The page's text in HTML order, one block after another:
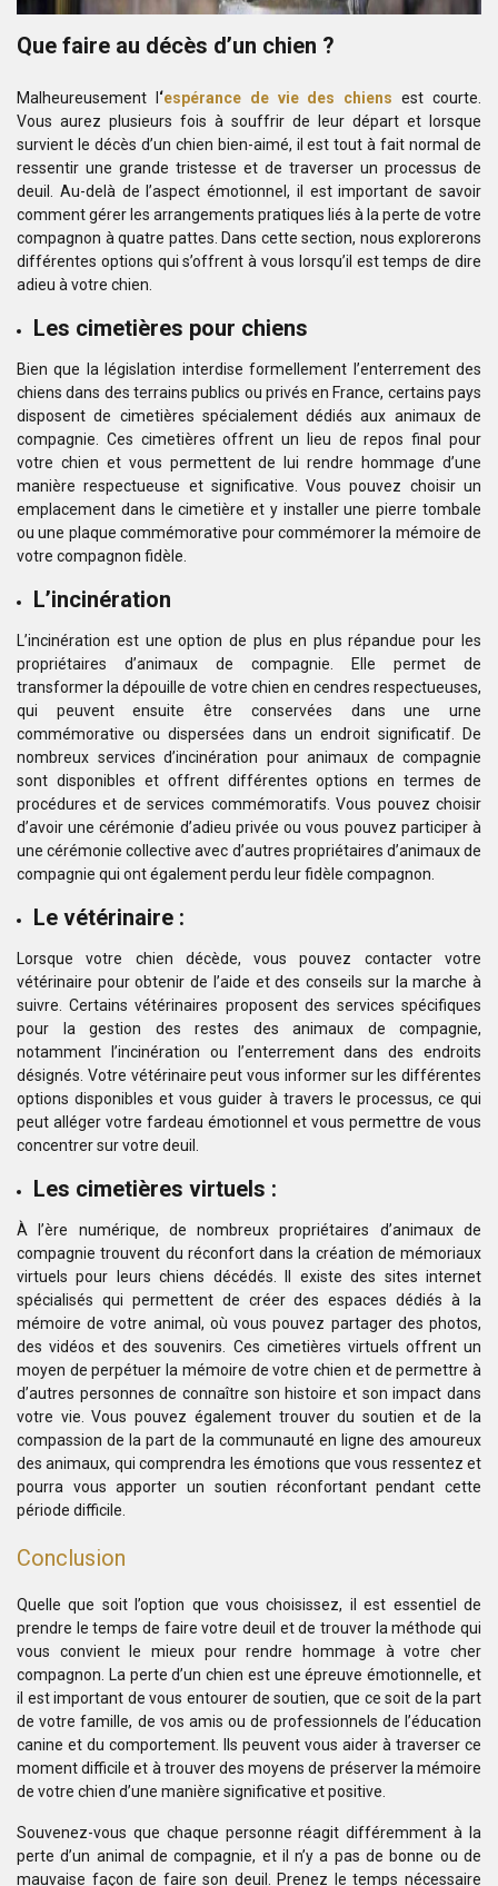
Que faire au décès d’un chien ?
Malheureusement l ‘espérance de vie des chiens est courte.
Vous aurez plusieurs fois à souffrir de leur départ et lorsque
survient le décès d’un chien bien-aimé, il est tout à fait normal de
ressentir une grande tristesse et de traverser un processus de
deuil. Au-delà de l’aspect émotionnel, il est important de savoir
comment gérer les arrangements pratiques liés à la perte de votre
compagnon à quatre pattes. Dans cette section, nous explorerons
différentes options qui s’offrent à vous lorsqu’il est temps de dire
adieu à votre chien.
Les cimetières pour chiens
Bien que la législation interdise formellement l’enterrement des
chiens dans des terrains publics ou privés en France, certains pays
disposent de cimetières spécialement dédiés aux animaux de
compagnie. Ces cimetières offrent un lieu de repos final pour
votre chien et vous permettent de lui rendre hommage d’une
manière respectueuse et significative. Vous pouvez choisir un
emplacement dans le cimetière et y installer une pierre tombale
ou une plaque commémorative pour commémorer la mémoire de
votre compagnon fidèle.
L’incinération
L’incinération est une option de plus en plus répandue pour les
propriétaires d’animaux de compagnie. Elle permet de
transformer la dépouille de votre chien en cendres respectueuses,
qui peuvent ensuite être conservées dans une urne
commémorative ou dispersées dans un endroit significatif. De
nombreux services d’incinération pour animaux de compagnie
sont disponibles et offrent différentes options en termes de
procédures et de services commémoratifs. Vous pouvez choisir
d’avoir une cérémonie d’adieu privée ou vous pouvez participer à
une cérémonie collective avec d’autres propriétaires d’animaux de
compagnie qui ont également perdu leur fidèle compagnon.
Le vétérinaire :
Lorsque votre chien décède, vous pouvez contacter votre
vétérinaire pour obtenir de l’aide et des conseils sur la marche à
suivre. Certains vétérinaires proposent des services spécifiques
pour la gestion des restes des animaux de compagnie,
notamment l’incinération ou l’enterrement dans des endroits
désignés. Votre vétérinaire peut vous informer sur les différentes
options disponibles et vous guider à travers le processus, ce qui
peut alléger votre fardeau émotionnel et vous permettre de vous
concentrer sur votre deuil.
Les cimetières virtuels :
À l’ère numérique, de nombreux propriétaires d’animaux de
compagnie trouvent du réconfort dans la création de mémoriaux
virtuels pour leurs chiens décédés. Il existe des sites internet
spécialisés qui permettent de créer des espaces dédiés à la
mémoire de votre animal, où vous pouvez partager des photos,
des vidéos et des souvenirs. Ces cimetières virtuels offrent un
moyen de perpétuer la mémoire de votre chien et de permettre à
d’autres personnes de connaître son histoire et son impact dans
votre vie. Vous pouvez également trouver du soutien et de la
compassion de la part de la communauté en ligne des amoureux
des animaux, qui comprendra les émotions que vous ressentez et
pourra vous apporter un soutien réconfortant pendant cette
période difficile.
Conclusion
Quelle que soit l’option que vous choisissez, il est essentiel de
prendre le temps de faire votre deuil et de trouver la méthode qui
vous convient le mieux pour rendre hommage à votre cher
compagnon. La perte d’un chien est une épreuve émotionnelle, et
il est important de vous entourer de soutien, que ce soit de la part
de votre famille, de vos amis ou de professionnels de l’éducation
canine et du comportement. Ils peuvent vous aider à traverser ce
moment difficile et à trouver des moyens de préserver la mémoire
de votre chien d’une manière significative et positive.
Souvenez-vous que chaque personne réagit différemment à la
perte d’un animal de compagnie, et il n’y a pas de bonne ou de
mauvaise façon de faire son deuil. Prenez le temps nécessaire